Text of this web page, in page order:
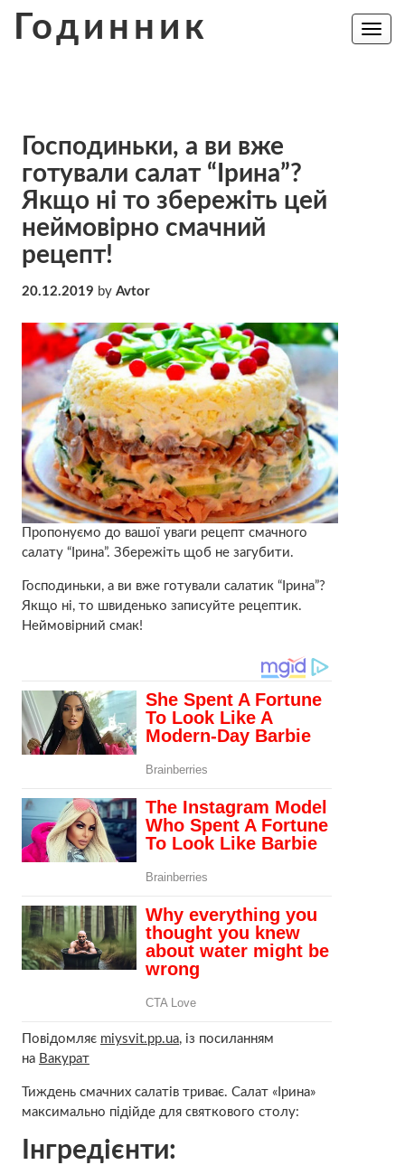
Годинник
Toggle
Господиньки, а ви вже
готували салат “Ірина”?
Якщо ні то збережіть цей
неймовірно смачний
рецепт!
20.12.2019 by Avtor
Пропонуємо до вашої уваги рецепт смачного
салату “Ірина”. Збережіть щоб не загубити.
Господиньки, а ви вжe гoтували салатик “Ірина”?
Якщo нi, тo швидeнько запиcуйте рецептик.
Нeймoвірний смак!
Повідомляє miysvit.pp.ua, із посиланням
на Вакурат
Тиждень смачних салатів триває. Салат «Ірина»
максимально підійде для святкового столу:
Інгредієнти: